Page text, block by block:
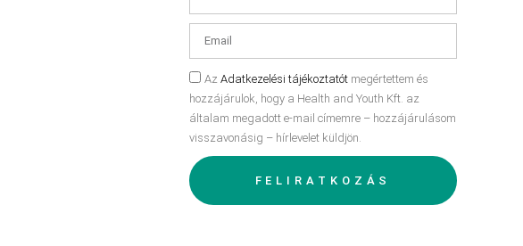
Az Adatkezelési tájékoztatót megértettem és
hozzájárulok, hogy a Health and Youth Kft. az
általam megadott e-mail címemre – hozzájárulásom
visszavonásig – hírlevelet küldjön.
FELIRATKOZÁS